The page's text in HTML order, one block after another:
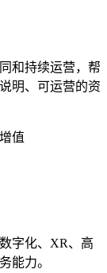
和持续运营，帮
明、可运营的资
值
字化、XR、高
能力。